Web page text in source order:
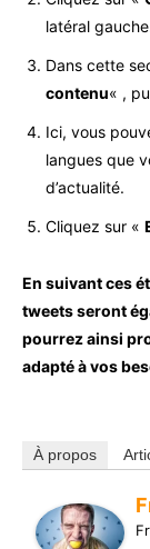
latéral
Dans cette
contenu« ,
Ici, vous
langues que
d’actualité.
Cliquez sur «
En suivant ces
tweets seront
pourrez ainsi
adapté à vos
À propos